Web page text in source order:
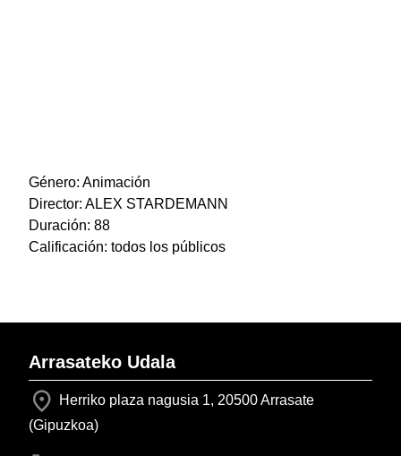
Género: Animación
Director: ALEX STARDEMANN
Duración: 88
Calificación: todos los públicos
Arrasateko Udala
Herriko plaza nagusia 1, 20500 Arrasate
(Gipuzkoa)